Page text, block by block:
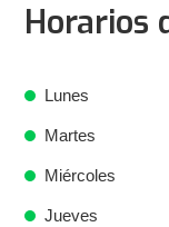
Horarios
Lunes
Martes
Miércoles
Jueves